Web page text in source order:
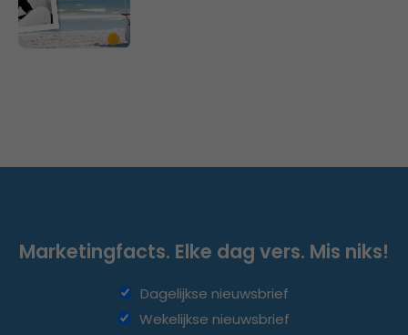
Marketingfacts. Elke dag vers. Mis niks!
Dagelijkse nieuwsbrief
Wekelijkse nieuwsbrief